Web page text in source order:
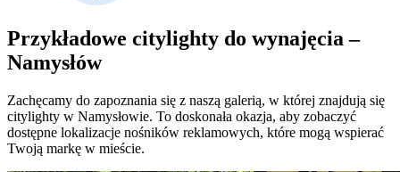
Przykładowe citylighty do wynajęcia –
Namysłów
Zachęcamy do zapoznania się z naszą galerią, w której znajdują się
citylighty w Namysłowie. To doskonała okazja, aby zobaczyć
dostępne lokalizacje nośników reklamowych, które mogą wspierać
Twoją markę w mieście.